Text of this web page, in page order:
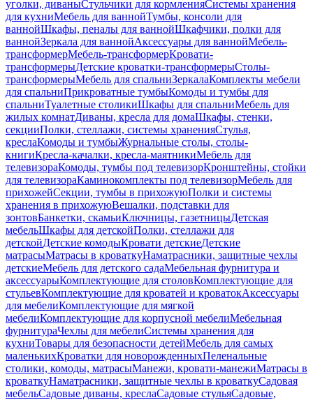
уголки, диваныСтульчики для кормленияСистемы хранения
для кухниМебель для ваннойТумбы, консоли для
ваннойШкафы, пеналы для ваннойШкафчики, полки для
ваннойЗеркала для ваннойАксессуары для ваннойМебель-
трансформерМебель-трансформерКровати-
трансформерыДетские кроватки-трансформерыСтолы-
трансформерыМебель для спальниЗеркалаКомплекты мебели
для спальниПрикроватные тумбыКомоды и тумбы для
спальниТуалетные столикиШкафы для спальниМебель для
жилых комнатДиваны, кресла для домаШкафы, стенки,
секцииПолки, стеллажи, системы храненияСтулья,
креслаКомоды и тумбыЖурнальные столы, столы-
книгиКресла-качалки, кресла-маятникиМебель для
телевизораКомоды, тумбы под телевизорКронштейны, стойки
для телевизораКаминокомплекты под телевизорМебель для
прихожейСекции, тумбы в прихожуюПолки и системы
хранения в прихожуюВешалки, подставки для
зонтовБанкетки, скамьиКлючницы, газетницыДетская
мебельШкафы для детскойПолки, стеллажи для
детскойДетские комодыКровати детскиеДетские
матрасыМатрасы в кроваткуНаматрасники, защитные чехлы
детскиеМебель для детского садаМебельная фурнитура и
аксессуарыКомплектующие для столовКомплектующие для
стульевКомплектующие для кроватей и кроватокАксессуары
для мебелиКомплектующие для мягкой
мебелиКомплектующие для корпусной мебелиМебельная
фурнитураЧехлы для мебелиСистемы хранения для
кухниТовары для безопасности детейМебель для самых
маленькихКроватки для новорожденныхПеленальные
столики, комоды, матрасыМанежи, кровати-манежиМатрасы в
кроваткуНаматрасники, защитные чехлы в кроваткуСадовая
мебельСадовые диваны, креслаСадовые стульяСадовые,